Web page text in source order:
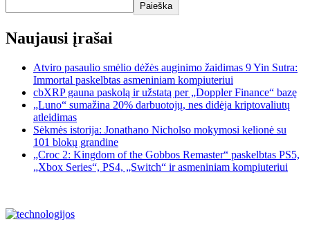
Paieška
Naujausi įrašai
Atviro pasaulio smėlio dėžės auginimo žaidimas 9 Yin Sutra:
Immortal paskelbtas asmeniniam kompiuteriui
cbXRP gauna paskolą ir užstatą per „Doppler Finance“ bazę
„Luno“ sumažina 20% darbuotojų, nes didėja kriptovaliutų
atleidimas
Sėkmės istorija: Jonathano Nicholso mokymosi kelionė su
101 blokų grandine
„Croc 2: Kingdom of the Gobbos Remaster“ paskelbtas PS5,
„Xbox Series“, PS4, „Switch“ ir asmeniniam kompiuteriui